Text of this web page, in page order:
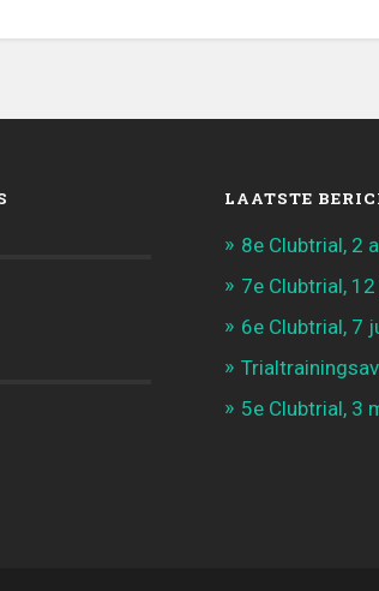
LAATSTE
8e Clubtrial, 2
7e Clubtrial,
6e Clubtrial, 7
5e Clubtrial, 3